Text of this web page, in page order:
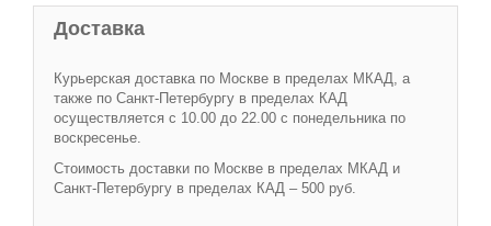
Доставка
Курьерская доставка по Москве в пределах МКАД, а
также по Санкт-Петербургу в пределах КАД
осуществляется с 10.00 до 22.00 с понедельника по
воскресенье.
Стоимость доставки по Москве в пределах МКАД и
Санкт-Петербургу в пределах КАД – 500 руб.